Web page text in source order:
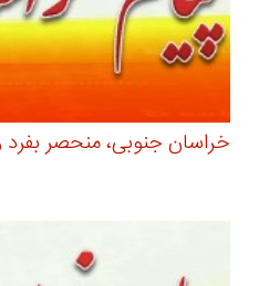
خراسان جنوبی، منحصر بفرد